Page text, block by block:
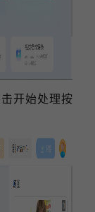
开始处理按